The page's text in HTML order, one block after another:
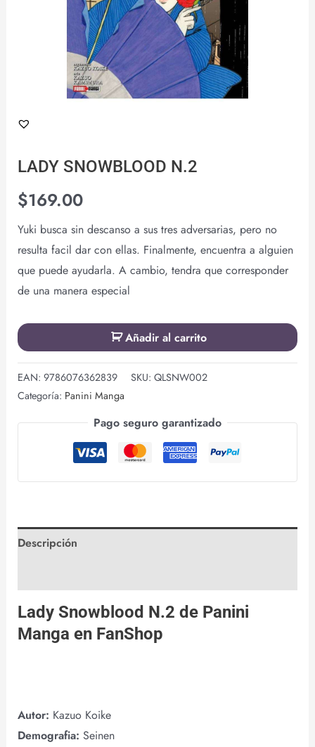
LADY SNOWBLOOD N.2
$169.00
Yuki busca sin descanso a sus tres adversarias, pero no
resulta facil dar con ellas. Finalmente, encuentra a alguien
que puede ayudarla. A cambio, tendra que corresponder
de una manera especial
Añadir al carrito
EAN: 9786076362839 SKU: QLSNW002
Categoría: Panini Manga
Pago seguro garantizado
Descripción
Lady Snowblood N.2 de Panini
Manga en FanShop
Autor: Kazuo Koike
Demografia: Seinen